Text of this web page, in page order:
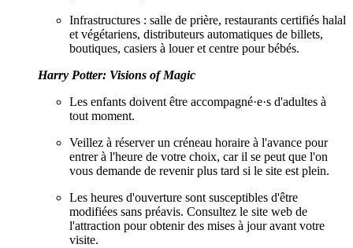
Infrastructures : salle de prière, restaurants certifiés halal
et végétariens, distributeurs automatiques de billets,
boutiques, casiers à louer et centre pour bébés.
Harry Potter: Visions of Magic
Les enfants doivent être accompagné·e·s d'adultes à
tout moment.
Veillez à réserver un créneau horaire à l'avance pour
entrer à l'heure de votre choix, car il se peut que l'on
vous demande de revenir plus tard si le site est plein.
Les heures d'ouverture sont susceptibles d'être
modifiées sans préavis. Consultez le site web de
l'attraction pour obtenir des mises à jour avant votre
visite.